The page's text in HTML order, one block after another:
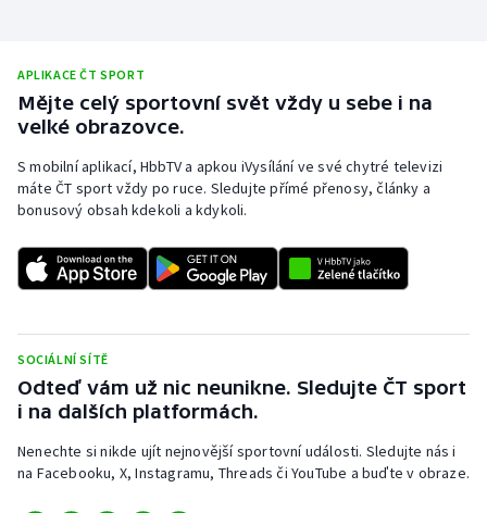
Ragby
Rychlobruslení
Rychlostní kanoistika
Short track
Stolní tenis
Triatlon
Veslování
APLIKACE ČT SPORT
Mějte celý sportovní svět vždy u sebe i na
velké obrazovce.
S mobilní aplikací, HbbTV a apkou iVysílání ve své chytré televizi
máte ČT sport vždy po ruce. Sledujte přímé přenosy, články a
bonusový obsah kdekoli a kdykoli.
SOCIÁLNÍ SÍTĚ
Odteď vám už nic neunikne. Sledujte ČT sport
i na dalších platformách.
Nenechte si nikde ujít nejnovější sportovní události. Sledujte nás i
na Facebooku, X, Instagramu, Threads či YouTube a buďte v obraze.